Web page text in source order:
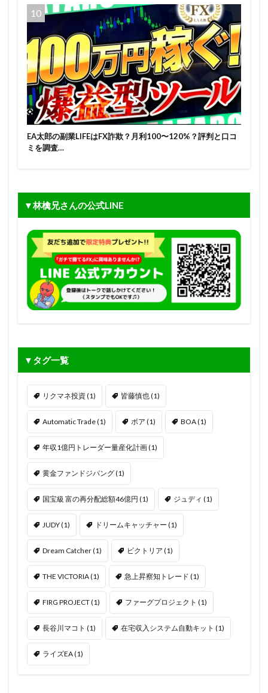
EA太郎の副業LIFEはFX詐欺？月利100〜120%？評判と口コ
ミを調査…
▼林檎兄さんの公式LINE
▼タグ一覧
リクマネ投資(1) 皆藤慎也(1)
Automatic Trade(1) ボア (1) BOA(1)
年収1億円トレーダー量産化計画(1)
黄金ファンドジパング(1)
国宝級 富の再分配総額46億円 (1) ジュディ (1)
JUDY(1) ドリームキャッチャー (1)
Dream Catcher(1) ビクトリア (1)
THE VICTORIA(1) 急上昇察知トレード (1)
FIRG PROJECT(1) ファーグプロジェクト (1)
長谷川マコト (1) 在宅収入システム自動キット (1)
ライズEA(1)